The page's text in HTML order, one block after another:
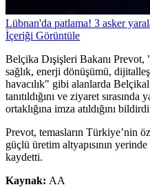
Lübnan'da patlama! 3 asker
İçeriği Görüntüle
Belçika Dışişleri Bakanı
sağlık, enerji dönüşümü,
havacılık" gibi alanlarda
tanıtıldığını ve ziyaret
ortaklığına imza atıldığını
Prevot, temasların Türkiye’nin
güçlü üretim altyapısının
kaydetti.
Kaynak: AA